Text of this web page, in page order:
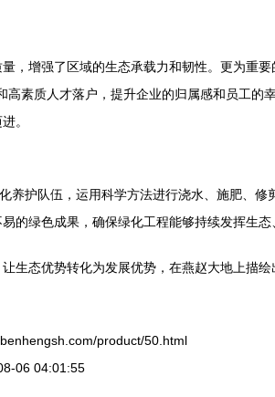
增强了区域的生态承载力和韧性。更为重要
素质人才落户，提升企业的归属感和员工
。
护队伍，运用科学方法进行浇水、施肥、
绿色成果，确保绿化工程能够持续发挥生态
生态优势转化为发展优势，在燕赵大地上描
product/50.html
06 04:01:55